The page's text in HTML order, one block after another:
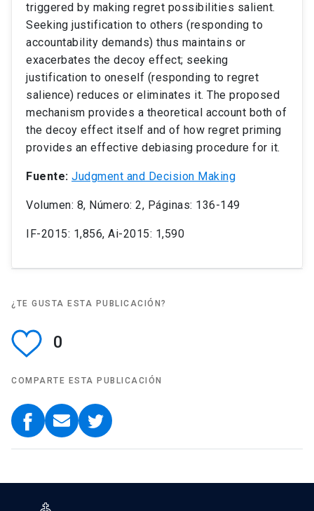
triggered by making regret possibilities salient.
Seeking justification to others (responding to
accountability demands) thus maintains or
exacerbates the decoy effect; seeking
justification to oneself (responding to regret
salience) reduces or eliminates it. The proposed
mechanism provides a theoretical account both of
the decoy effect itself and of how regret priming
provides an effective debiasing procedure for it.
Fuente: Judgment and Decision Making
Volumen: 8, Número: 2, Páginas: 136-149
IF-2015: 1,856, Ai-2015: 1,590
¿TE GUSTA ESTA PUBLICACIÓN?
0
COMPARTE ESTA PUBLICACIÓN